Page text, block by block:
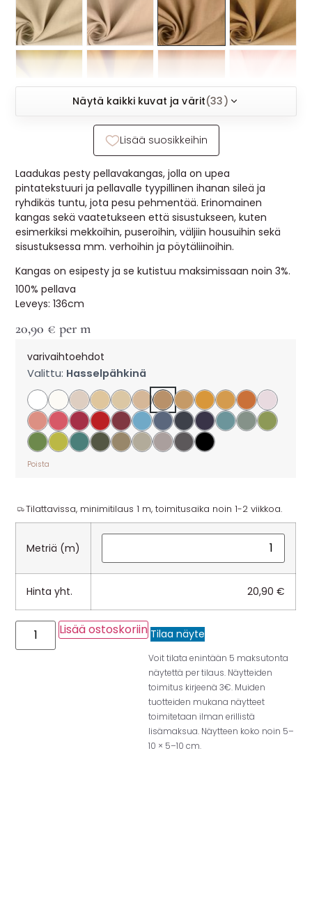
MUUT
🔖 OUTLET
USEIN KYSYTTYÄ
Laadukas pesty pellavakangas, jolla on upea
pintatekstuuri ja pellavalle tyypillinen ihanan sileä ja
ryhdikäs tuntu, jota pesu pehmentää. Erinomainen
kangas sekä vaatetukseen että sisustukseen, kuten
esimerkiksi mekkoihin, puseroihin, väljiin housuihin sekä
sisustuksessa mm. verhoihin ja pöytäliinoihin.
Kangas on esipesty ja se kutistuu maksimissaan noin 3%.
100% pellava
Leveys: 136cm
20,90 € per m
varivaihtoehdot
Valittu: Hasselpähkinä
Poista
Tilattavissa, minimitilaus 1 m, toimitusaika noin 1-2 viikkoa.
Metriä (m)
Hinta yht. 20,90€
Lisää ostoskoriin Tilaa näyte
Voit tilata enintään 5 maksutonta
näytettä per tilaus. Näytteiden
toimitus kirjeenä 3€. Muiden
tuotteiden mukana näytteet
toimitetaan ilman erillistä
lisämaksua. Näytteen koko noin 5–
10 × 5–10 cm.
Näytä kaikki kuvat ja värit(33)
Lisää suosikkeihin